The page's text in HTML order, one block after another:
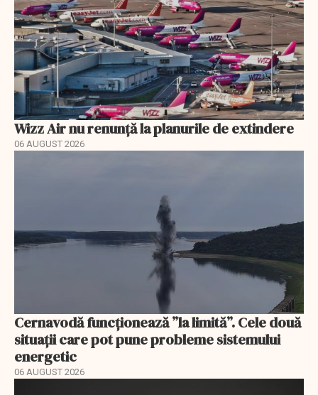
Wizz Air nu renunță la planurile de extindere
06 AUGUST 2026
Cernavodă funcționează ”la limită”. Cele două
situații care pot pune probleme sistemului
energetic
06 AUGUST 2026